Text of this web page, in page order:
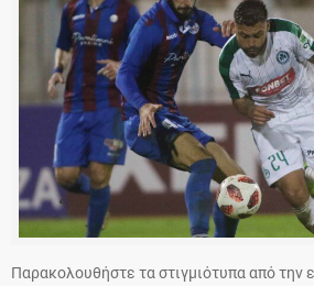
Παρακολουθήστε τα στιγμιότυπα από την